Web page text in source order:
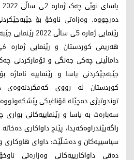
دەرچووه. وەزاەتی ناوخۆ بۆ
رێنمایی ژماره 5ـی
داماڵینی چەکی جەنگی و تۆمارکردنی
جێبەجێکردنی یاسا و رێنماییه
کوردستان له رووی کەمکردنەوەی
توندوتیژی دەچێتە قۆناغیکی
سەبارەت بە یاسا و رێنماییەکانی بواری
راگەیێندراوەکەیدا، پێنج داواکاری
سیاسییەکان و دەشڵێت: داوای هاوکاری
دەقی داواکارییەکانی وەزارەتی